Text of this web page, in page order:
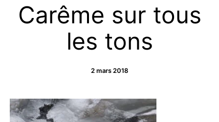
Carême sur tous
les tons
2 mars 2018